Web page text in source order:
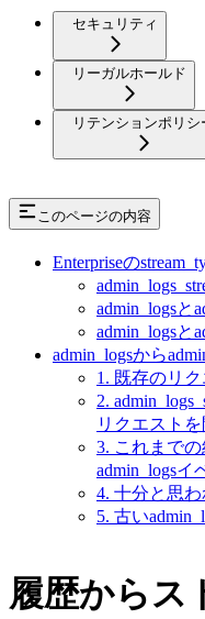
セキュリティ
リーガルホールド
リテンションポリシ
このページの内容
Enterpriseの
admin_logsと
admin_logsと
admin_logsから
1. 既存のリ
2.
リクエスト
3. これまで
admin_logs
4. 十分と思
5. 古い
履歴からス